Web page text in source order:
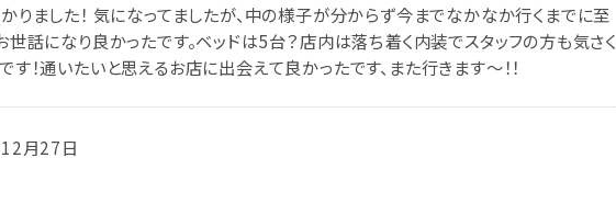
りました！ 気になってましたが、中の様子が分からず今までなかなか行くまでに至
世話になり良かったです。ベッドは5台？店内は落ち着く内装でスタッフの方も気さく
！通いたいと思えるお店に出会えて良かったです、また行きます〜！！
月27日